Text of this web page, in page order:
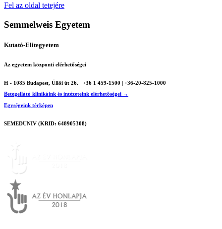
Fel az oldal tetejére
Semmelweis Egyetem
Kutató-Elitegyetem
Az egyetem központi elérhetőségei
H - 1085 Budapest, Üllői út 26.
+36 1 459-1500 | +36-20-825-1000
Betegellátó klinikáink és intézeteink elérhetőségei →
Egységeink térképen
SEMEDUNIV (KRID: 648905308)